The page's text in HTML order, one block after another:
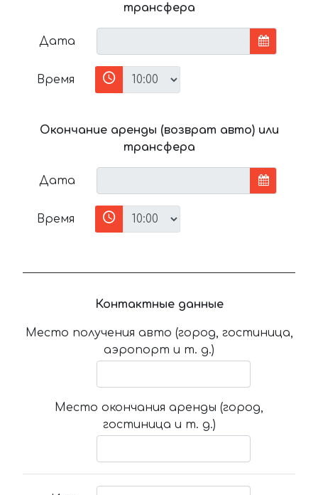
трансфера
Дата
Время
Окончание аренды (возврат авто) или
трансфера
Дата
Время
Контактные данные
Место получения авто (город, гостиница,
аэропорт и т. д.)
Место окончания аренды (город,
гостиница и т. д.)